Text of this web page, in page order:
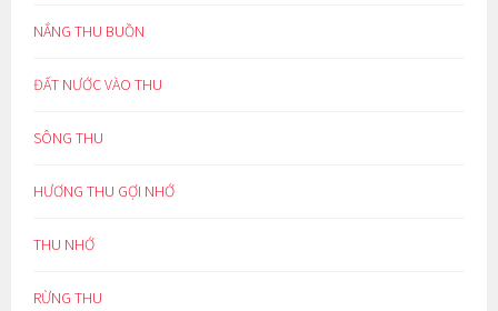
NẮNG THU BUỒN
ĐẤT NƯỚC VÀO THU
SÔNG THU
HƯƠNG THU GỢI NHỚ
THU NHỚ
RỪNG THU